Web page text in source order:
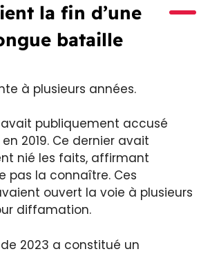
la fin d’une
bataille
à plusieurs années.
avait publiquement accusé
2019. Ce dernier avait
nié les faits, affirmant
pas la connaître. Ces
ouvert la voie à plusieurs
diffamation.
2023 a constitué un